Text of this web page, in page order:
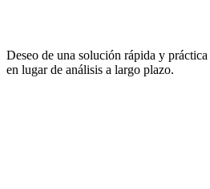
Deseo de una solución rápida y práctica
en lugar de análisis a largo plazo.